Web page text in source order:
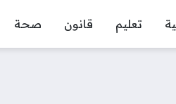
تعليم قانون صحة